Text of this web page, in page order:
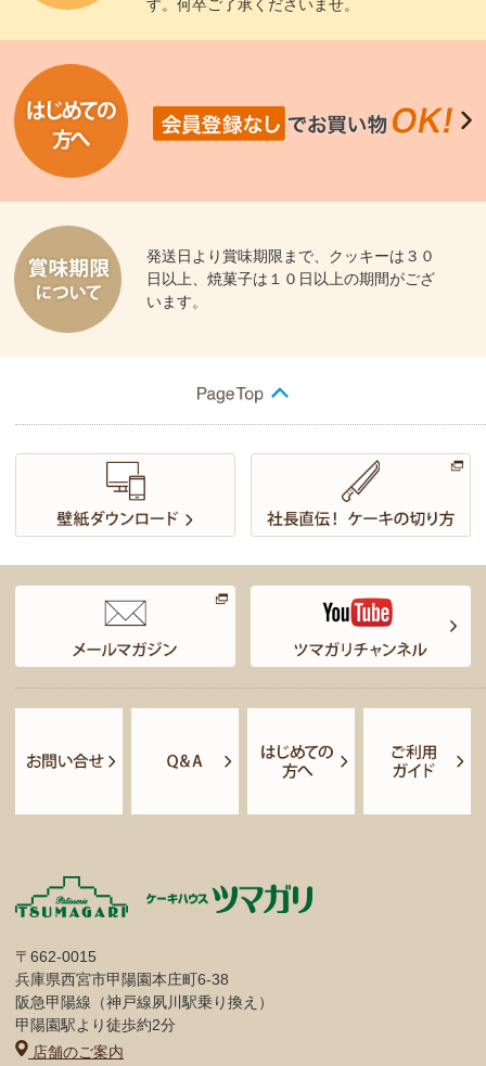
す。何卒ご了承くださいませ。
発送日より賞味期限まで、クッキーは３０
日以上、焼菓子は１０日以上の期間がござ
います。
〒662-0015
兵庫県西宮市甲陽園本庄町6-38
阪急甲陽線（神戸線夙川駅乗り換え）
甲陽園駅より徒歩約2分
店舗のご案内